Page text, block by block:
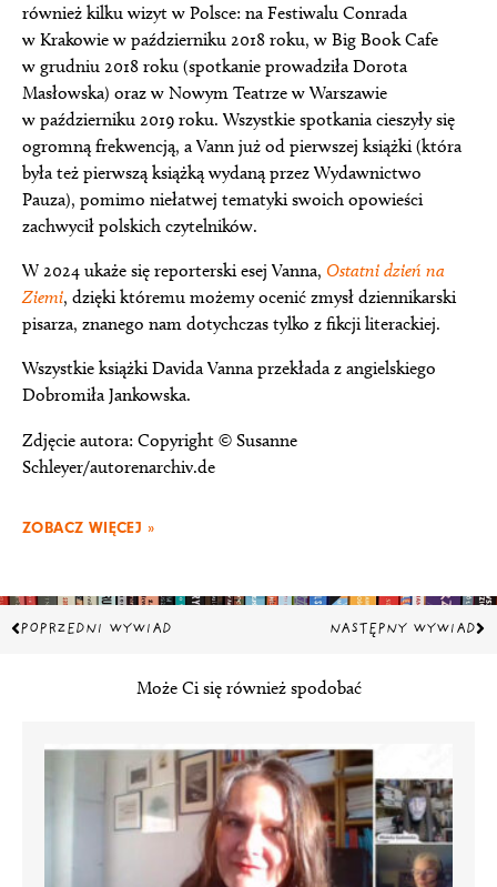
również kilku wizyt w Polsce: na Festiwalu Conrada
w Krakowie w październiku 2018 roku, w Big Book Cafe
w grudniu 2018 roku (spotkanie prowadziła Dorota
Masłowska) oraz w Nowym Teatrze w Warszawie
w październiku 2019 roku. Wszystkie spotkania cieszyły się
ogromną frekwencją, a Vann już od pierwszej książki (która
była też pierwszą książką wydaną przez Wydawnictwo
Pauza), pomimo niełatwej tematyki swoich opowieści
zachwycił polskich czytelników.
W 2024 ukaże się reporterski esej Vanna, Ostatni dzień na
Ziemi, dzięki któremu możemy ocenić zmysł dziennikarski
pisarza, znanego nam dotychczas tylko z fikcji literackiej.
Wszystkie książki Davida Vanna przekłada z angielskiego
Dobromiła Jankowska.
Zdjęcie autora: Copyright © Susanne
Schleyer/autorenarchiv.de
ZOBACZ WIĘCEJ »
Prev
POPRZEDNI WYWIAD NASTĘPNY WYWIAD
Może Ci się również spodobać